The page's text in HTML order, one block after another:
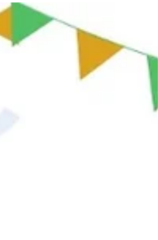
unter Leitung unseres neuen Dirigenten Mathias
Broghammer. Sein Stil und seine Probenarbeit
sind natürlich anders, was auch für uns
Bläserinnen und Bläser ein Novum ist. Unser
letztes Frühjahrskonzert war unser
mit dem CVJM Posaunenchor Magstadt unter
der Leitung unseres Vizedirigenten Hans